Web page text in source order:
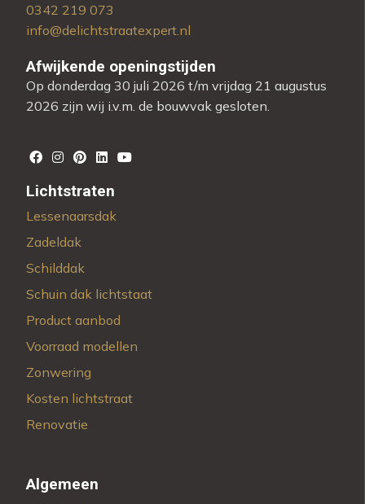
0342 219 073
info@delichtstraatexpert.nl
Afwijkende openingstijden
Op donderdag 30 juli 2026 t/m vrijdag 21 augustus
2026 zijn wij i.v.m. de bouwvak gesloten.
Lichtstraten
Lessenaarsdak
Zadeldak
Schilddak
Schuin dak lichtstaat
Product aanbod
Voorraad modellen
Zonwering
Kosten lichtstraat
Renovatie
Algemeen